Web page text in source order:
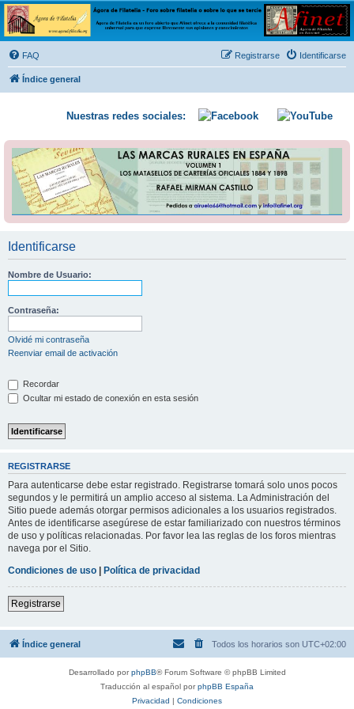
Ágora de Filatelia
Foro sobre filatelia o sobre lo que se tercie. Ágora de Filatelia es un foro abierto que Afinet
ofrece a la comunidad filatélica universal para que exprese libremente sus opiniones y
conocimientos
FAQ Identificarse
Registrarse
Índice general
Nuestras redes sociales:
Identificarse
Nombre de Usuario:
Contraseña:
Olvidé mi contraseña
Reenviar email de activación
Recordar
Ocultar mi estado de conexión en esta sesión
REGISTRARSE
Para autenticarse debe estar registrado. Registrarse tomará solo unos pocos
segundos y le permitirá un amplio acceso al sistema. La Administración del
Sitio puede además otorgar permisos adicionales a los usuarios registrados.
Antes de identificarse asegúrese de estar familiarizado con nuestros términos
de uso y políticas relacionadas. Por favor lea las reglas de los foros mientras
navega por el Sitio.
Condiciones de uso | Política de privacidad
Registrarse
Índice general Todos los horarios son UTC+02:00
Desarrollado porphpBB® Forum Software © phpBB Limited
Traducción al español porphpBB España
Privacidad | Condiciones